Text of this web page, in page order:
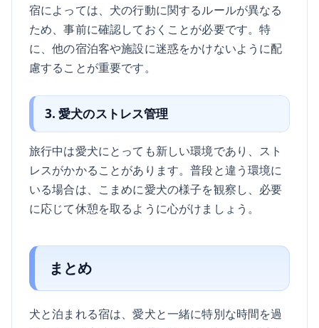
宿によっては、犬の行動に関するルールが異なる
ため、事前に確認しておくことが必要です。特
に、他の宿泊客や施設に迷惑をかけないように配
慮することが重要です。
3. 愛犬のストレス管理
旅行中は愛犬にとっても新しい環境であり、スト
レスがかかることがあります。普段と違う環境に
いる場合は、こまめに愛犬の様子を観察し、必要
に応じて休憩を取るように心がけましょう。
まとめ
犬と泊まれる宿は、愛犬と一緒に特別な時間を過